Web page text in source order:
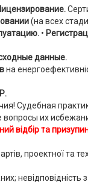
(на всех
•
данные.
на
Судебная
вопросы их
відбір та
проектної та
невідповідність